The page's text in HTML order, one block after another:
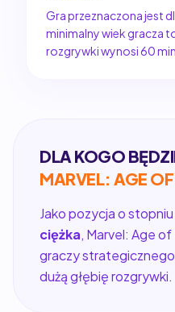
Gra przeznaczona jest
minimalny wiek gracza
rozgrywki wynosi 60
DLA KOGO
MARVEL: AGE
Jako pozycja o
ciężka, Marvel: Age
graczy
dużą głębię rozgrywki.